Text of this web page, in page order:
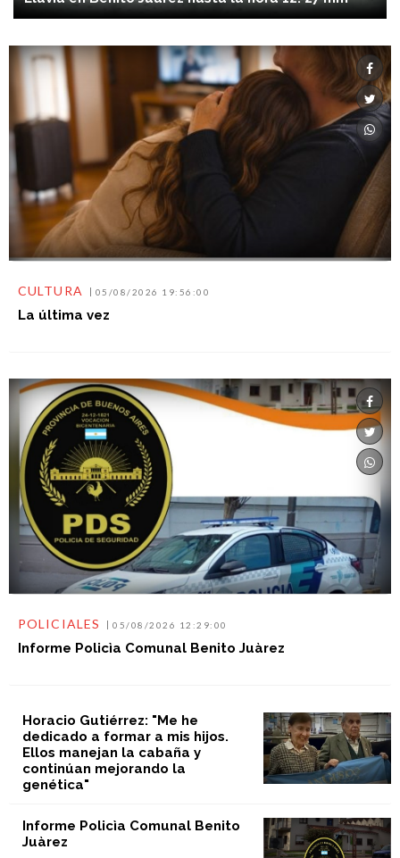
CULTURA 05/08/2026 19:56:00
La última vez
POLICIALES 05/08/2026 12:29:00
Informe Policìa Comunal Benito Juàrez
Horacio Gutiérrez: "Me he
dedicado a formar a mis hijos.
Ellos manejan la cabaña y
continúan mejorando la
genética"
Informe Policìa Comunal Benito
Juàrez